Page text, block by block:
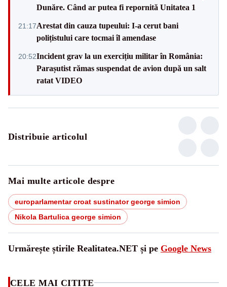
Dunăre. Când ar putea fi repornită Unitatea 1
21:17Arestat din cauza tupeului: I-a cerut bani
polițistului care tocmai îl amendase
20:52Incident grav la un exercițiu militar în România:
Parașutist rămas suspendat de avion după un salt
ratat VIDEO
Distribuie articolul
Mai multe articole despre
europarlamentar croat sustinator george simion
Nikola Bartulica george simion
Urmărește știrile Realitatea.NET și pe Google News
CELE MAI CITITE